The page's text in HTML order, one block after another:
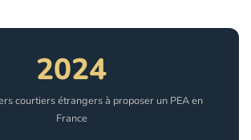
2024
courtiers étrangers à proposer un PEA en
France